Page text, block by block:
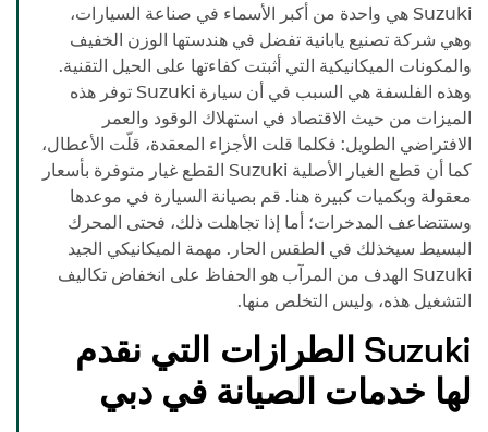
Suzuki هي واحدة من أكبر الأسماء في صناعة السيارات،
وهي شركة تصنيع يابانية تفضل في هندستها الوزن الخفيف
والمكونات الميكانيكية التي أثبتت كفاءتها على الحيل التقنية.
وهذه الفلسفة هي السبب في أن سيارة Suzuki توفر هذه
الميزات من حيث الاقتصاد في استهلاك الوقود والعمر
الافتراضي الطويل: فكلما قلت الأجزاء المعقدة، قلّت الأعطال،
كما أن قطع الغيار الأصلية Suzuki القطع غيار متوفرة بأسعار
معقولة وبكميات كبيرة هنا. قم بصيانة السيارة في موعدها
وستتضاعف المدخرات؛ أما إذا تجاهلت ذلك، فحتى المحرك
البسيط سيخذلك في الطقس الحار. مهمة الميكانيكي الجيد
Suzuki الهدف من المرآب هو الحفاظ على انخفاض تكاليف
التشغيل هذه، وليس التخلص منها.
Suzuki الطرازات التي نقدم
لها خدمات الصيانة في دبي